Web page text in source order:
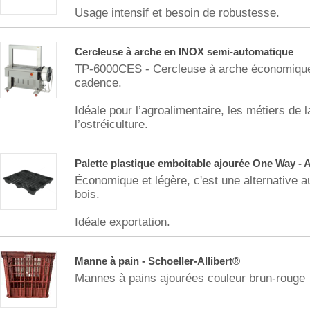
Usage intensif et besoin de robustesse.
Cercleuse à arche en INOX semi-automatique
TP-6000CES - Cercleuse à arche
cadence.
Idéale pour l’agroalimentaire, les métiers de
l’ostréiculture.
Palette plastique emboitable ajourée One Way -
Économique et légère, c'est une alternative
bois.
Idéale exportation.
Manne à pain - Schoeller-Allibert®
Mannes à pains ajourées couleur brun-rouge